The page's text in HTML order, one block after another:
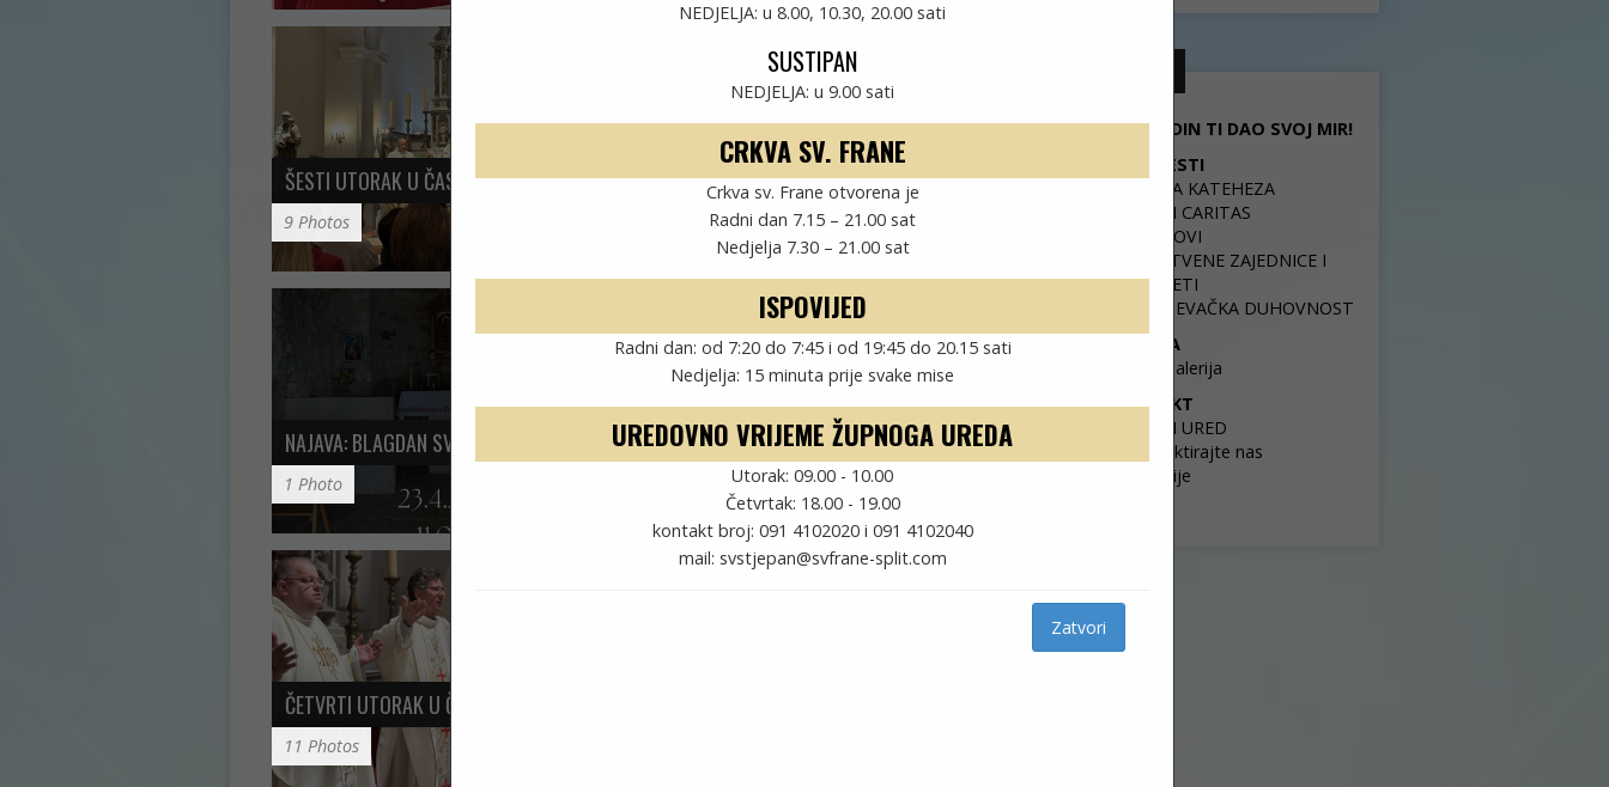
NEDJELJA: u 8.00, 10.30, 20.00 sati
SUSTIPAN
NEDJELJA: u 9.00 sati
CRKVA SV. FRANE
Crkva sv. Frane otvorena je
Radni dan 7.15 – 21.00 sat
Nedjelja 7.30 – 21.00 sat
ISPOVIJED
Radni dan: od 7:20 do 7:45 i od 19:45 do 20.15 sati
Nedjelja: 15 minuta prije svake mise
UREDOVNO VRIJEME ŽUPNOGA UREDA
Utorak: 09.00 - 10.00
Četvrtak: 18.00 - 19.00
kontakt broj: 091 4102020 i 091 4102040
mail: svstjepan@svfrane-split.com
Zatvori
ŠESTI UTORAK U ČAST SV. ANTE…
9 Photos
IZVJEŠTAJ: BLAGDAN SV. JURE …
10 Photos
NAJAVA: BLAGDAN SV. JURE …
1 Photo
PETI UTORAK U ČAST SV. ANTE…
12 Photos
ČETVRTI UTORAK U ČAST SV.…
11 Photos
GOSPODIN TI DAO SVOJ MIR!
OBAVIJESTI
ŽUPNA KATEHEZA
ŽUPNI CARITAS
ZBOROVI
MOLITVENE ZAJEDNICE I
POKRETI
FRANJEVAČKA DUHOVNOST
O NAMA
Fotogalerija
KONTAKT
ŽUPNI URED
Kontaktirajte nas
Lokacije